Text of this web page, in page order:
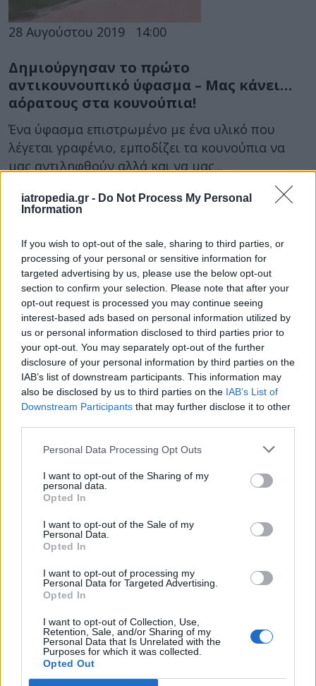
iatropedia.gr - Do Not Process My Personal
Information
If you wish to opt-out of the sale, sharing to third parties, or
processing of your personal or sensitive information for
targeted advertising by us, please use the below opt-out
section to confirm your selection. Please note that after your
opt-out request is processed you may continue seeing
interest-based ads based on personal information utilized by
us or personal information disclosed to third parties prior to
your opt-out. You may separately opt-out of the further
disclosure of your personal information by third parties on the
IAB’s list of downstream participants. This information may
also be disclosed by us to third parties on the IAB’s List of
Downstream Participants that may further disclose it to other
Personal Data Processing Opt Outs
I want to opt-out of the Sharing of my
personal data.
Opted In
I want to opt-out of the Sale of my
Personal Data.
Opted In
I want to opt-out of processing my
Personal Data for Targeted Advertising.
Opted In
I want to opt-out of Collection, Use,
Retention, Sale, and/or Sharing of my
Personal Data that Is Unrelated with the
Purposes for which it was collected.
Opted Out
28 Αυγούστου 2019 14:00
Δημιούργησαν το πρώτο
αντικουνουπικό ύφασμα – Μας κάνει…
αόρατους στα κουνούπια!
Ένα ύφασμα επιστρωμένο με ένα υλικό που
λέγεται γραφένιο, εμποδίζει τα κουνούπια να
μας αντιληφθούν αλλά και να μας...
25 Απριλίου 2018 08:30
Παγκόσμια Ημέρα Ελονοσίας: Τι είναι η
ελονοσία, συμπτώματα και πώς
μεταδίδεται
Η 25 Απριλίου έχει καθιερωθεί από τον
Παγκόσμιο Οργανισμό Υγείας (ΠΟΥ) ως
Παγκόσμια Ημέρα Ελονοσίας. Σκοπός των
11 Ιουλίου 2017
Ελονοσία στην Ελλάδα: Από τον Μάιο
έχει ενημερώσει το ΚΕΕΛΠΝΟ – Ποιες
είναι οι επηρεαζόμενες περιοχές